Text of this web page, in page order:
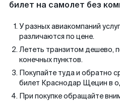
билет на самолет без
У разных авиакомпаний
различаются по цене.
Лететь транзитом дешево,
конечных пунктов.
Покупайте туда и обратно
билет Краснодар Щецин в
При покупке обращайте